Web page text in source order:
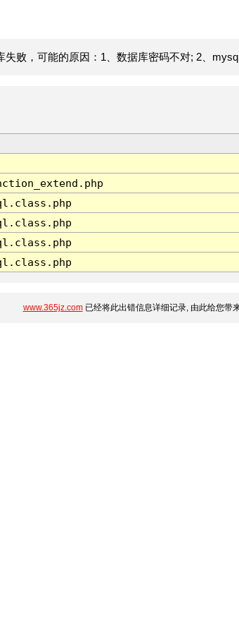
败，可能的原因：1、数据库密码不对; 2、mysql
www.365jz.com已经将此出错信息详细记录, 由此给您带